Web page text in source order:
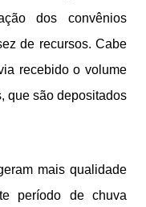
dos convênios
de recursos. Cabe
recebido o volume
que são depositados
mais qualidade
período de chuva